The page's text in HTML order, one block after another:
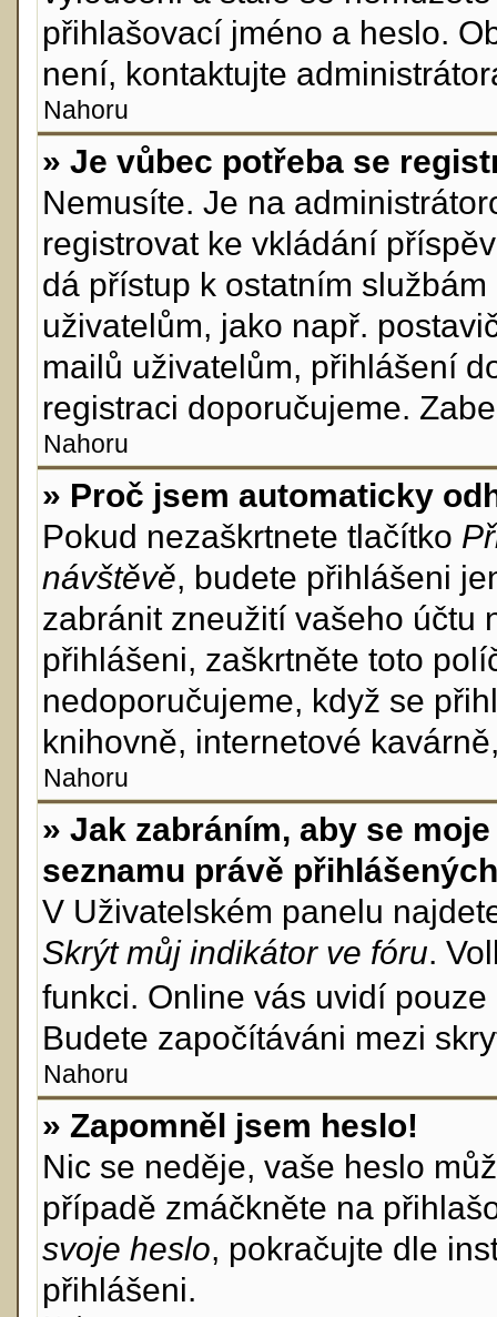
přihlašovací jméno a heslo.
není, kontaktujte
Nahoru
» Je vůbec potřeba se
Nemusíte. Je na
registrovat ke vkládání
dá přístup k ostatním
uživatelům, jako např.
mailů uživatelům, přihlášení
registraci doporučujeme.
Nahoru
» Proč jsem automaticky
Pokud nezaškrtnete tlačítko
návštěvě, budete přihlášeni
zabránit zneužití vašeho účtu
přihlášeni, zaškrtněte toto
nedoporučujeme, když se
knihovně, internetové
Nahoru
» Jak zabráním, aby se
seznamu právě
V Uživatelském panelu
Skrýt můj indikátor ve fóru.
funkci. Online vás uvidí
Budete započítáváni mezi
Nahoru
» Zapomněl jsem heslo!
Nic se neděje, vaše heslo
případě zmáčkněte na
svoje heslo, pokračujte dle
přihlášeni.